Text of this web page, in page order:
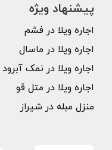
پیشنهاد ویژه
اجاره ویلا در فشم
اجاره ویلا در ماسال
اجاره ویلا در نمک آبرود
اجاره ویلا در متل قو
منزل مبله در شیراز